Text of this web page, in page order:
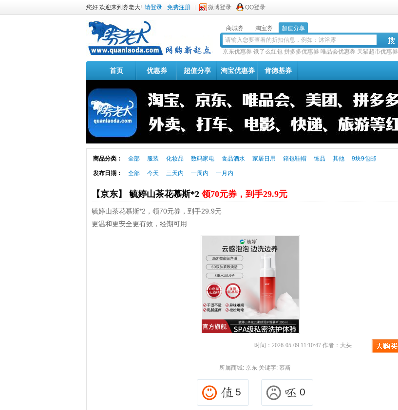
您好 欢迎来到券老大! 请登录 免费注册 微博登录 QQ登录
商城券 淘宝券 超值分享
京东优惠券 饿了么红包 拼多多优惠券 唯品会优惠券 天猫超市优惠券
首页 优惠券 超值分享 淘宝优惠券 肯德基券
商品分类： 全部 服装 化妆品 数码家电 食品酒水 家居日用 箱包鞋帽 饰品 其他 9块9包邮
发布日期： 全部 今天 三天内 一周内 一月内
【京东】 毓婷山茶花慕斯*2领70元券，到手29.9元
毓婷山茶花慕斯*2，领70元券，到手29.9元
更温和更安全更有效，经期可用
时间：2026-05-09 11:10:47 作者：大头
所属商城: 京东关键字: 慕斯
5 0
拼多多优惠券+拼多多返利